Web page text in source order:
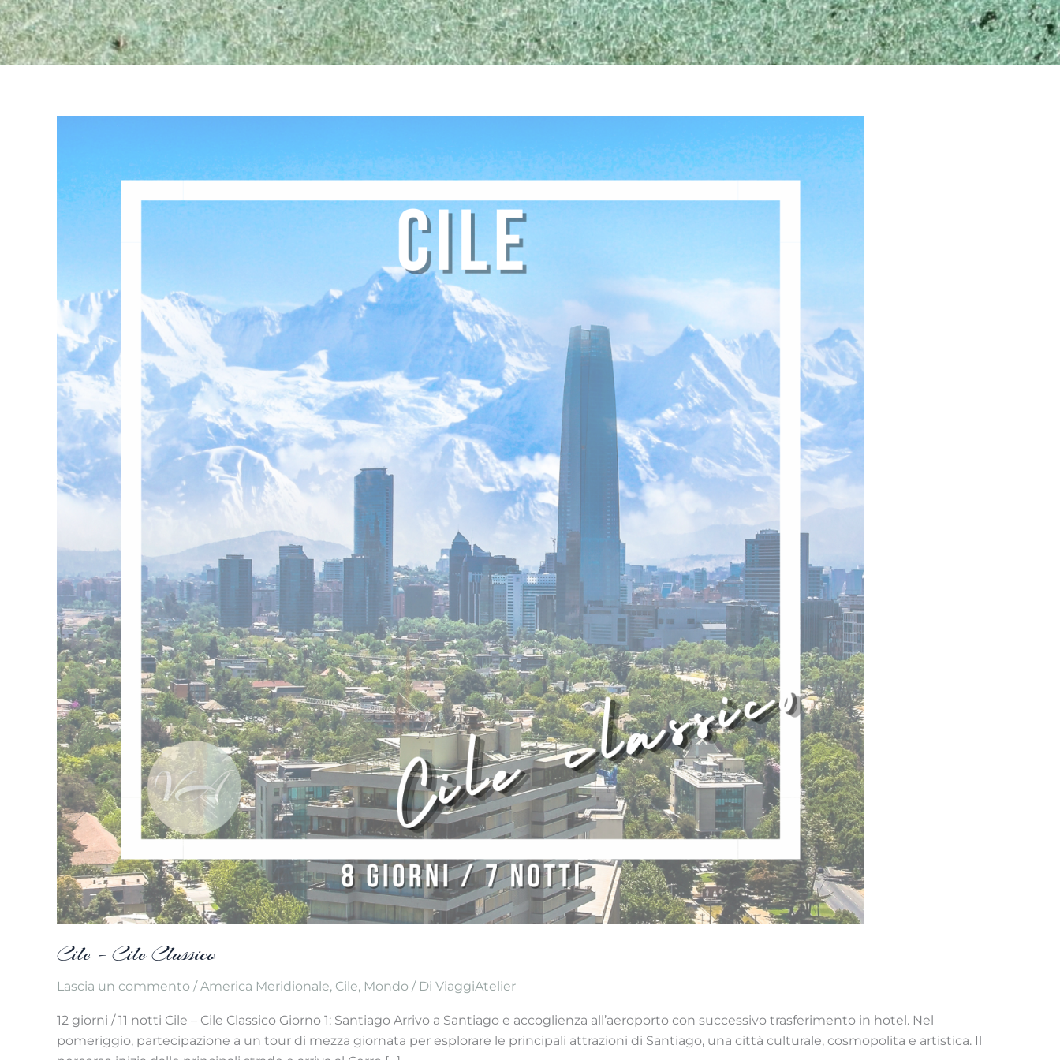
Cile – Cile Classico
Lascia un commento /America Meridionale, Cile, Mondo / Di ViaggiAtelier
12 giorni / 11 notti Cile – Cile Classico Giorno 1: Santiago Arrivo a Santiago e accoglienza all’aeroporto con successivo trasferimento in hotel. Nel
pomeriggio, partecipazione a un tour di mezza giornata per esplorare le principali attrazioni di Santiago, una città culturale, cosmopolita e artistica. Il